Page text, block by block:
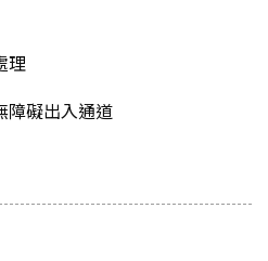
理
障礙出入通道